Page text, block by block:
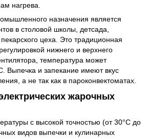
нагрева.
назначения является
в столовой школы, детсада,
цеха. Это традиционная
нижнего и верхнего
температура может
Выпечка и запекание имеют вкус
а не так как в пароконвектоматах.
жарочных
с высокой точностью (от 30°С до
видов выпечки и кулинарных